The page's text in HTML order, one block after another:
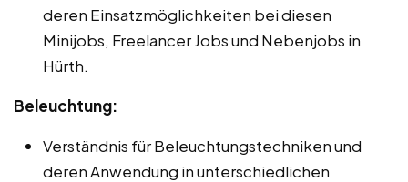
deren Einsatzmöglichkeiten bei diesen
Minijobs, Freelancer Jobs und Nebenjobs in
Hürth.
Beleuchtung:
Verständnis für Beleuchtungstechniken und
deren Anwendung in unterschiedlichen